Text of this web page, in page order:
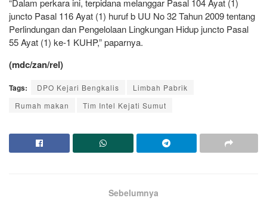
“Dalam perkara ini, terpidana melanggar Pasal 104 Ayat (1)
juncto Pasal 116 Ayat (1) huruf b UU No 32 Tahun 2009 tentang
Perlindungan dan Pengelolaan Lingkungan Hidup juncto Pasal
55 Ayat (1) ke-1 KUHP,” paparnya.
(mdc/zan/rel)
Tags: DPO Kejari Bengkalis
Limbah Pabrik
Rumah makan
Tim Intel Kejati Sumut
Sebelumnya